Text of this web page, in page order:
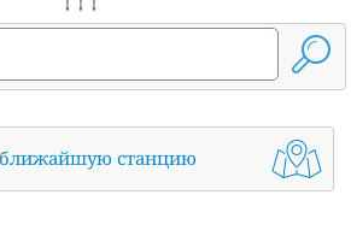
станцию